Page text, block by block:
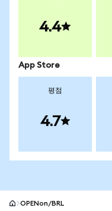
4.4
App Store
평점
4.7
OPENon/BRL